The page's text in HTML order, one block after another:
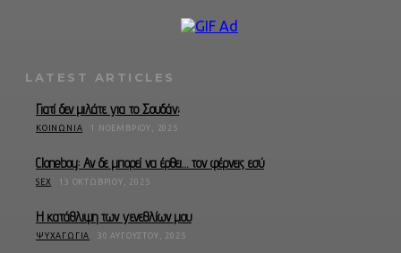
LATEST ARTICLES
Γιατί δεν μιλάτε για το Σουδάν;
ΚΟΙΝΩΝΊΑ 1 ΝΟΕΜΒΡΊΟΥ, 2025
Cloneboy: Αν δε μπορεί να έρθει… τον φέρνεις εσύ
SEX 13 ΟΚΤΩΒΡΊΟΥ, 2025
Η κατάθλιψη των γενεθλίων μου
ΨΥΧΑΓΩΓΊΑ 30 ΑΥΓΟΎΣΤΟΥ, 2025